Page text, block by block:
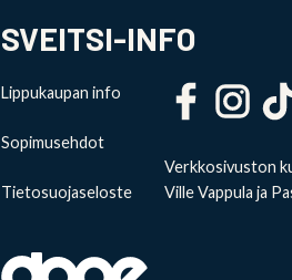
SVEITSI-INFO
Lippukaupan info
Sopimusehdot
Tietosuojaseloste
Verkkosivuston
Ville Vappula ja